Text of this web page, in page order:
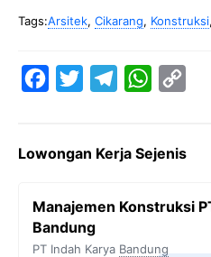
Tags:Arsitek, Cikarang, Konstruksi,
e
o
o
t
e
r
e
r
a
W
t
A
y
i
Lowongan Kerja Sejenis
Manajemen Konstruksi
Bandung
PT Indah Karya Bandung